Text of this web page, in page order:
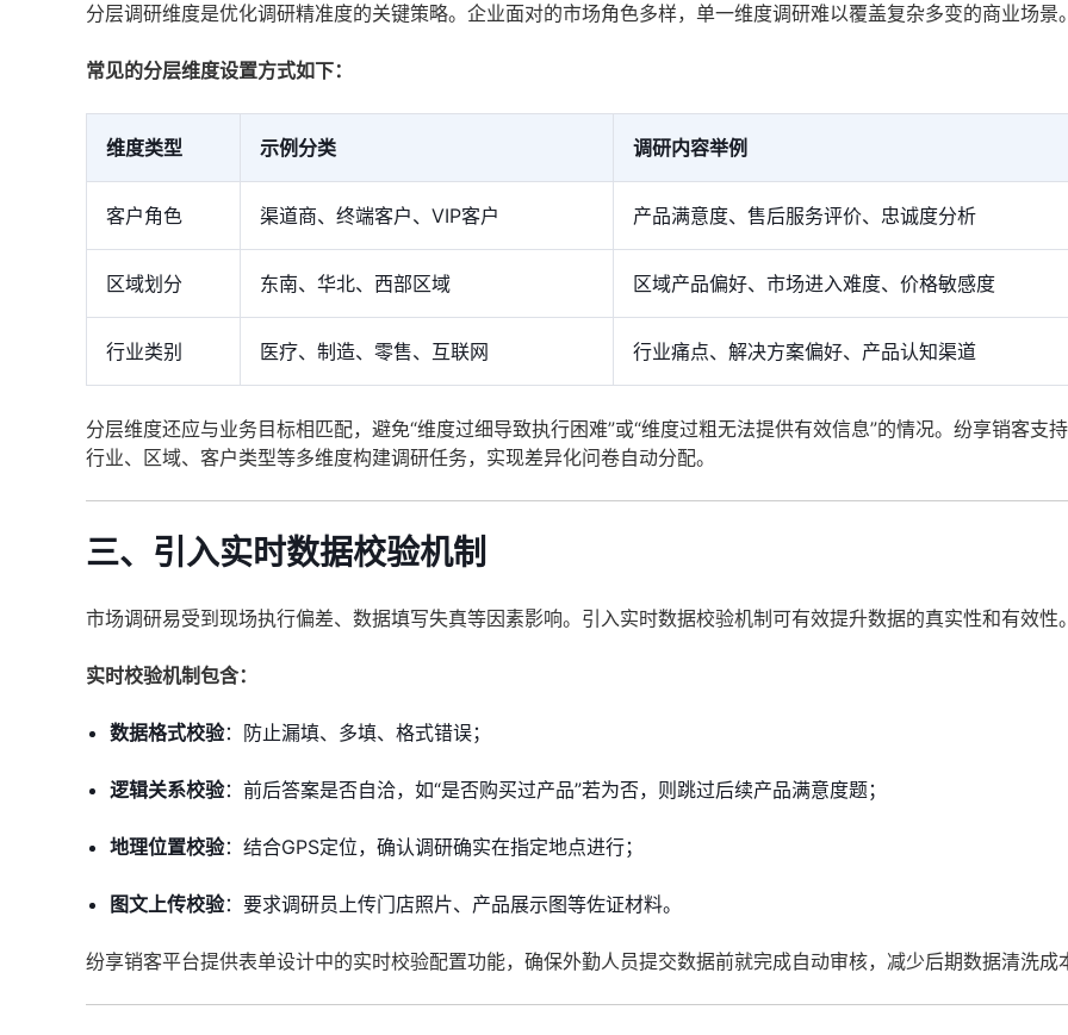
分层调研维度是优化调研精准度的关键策略。企业面对的市场角色多样，单一维度调研难以覆盖复杂多变的商业场景。
常见的分层维度设置方式如下：
维度类型 示例分类 调研内容举例
客户角色 渠道商、终端客户、VIP客户 产品满意度、售后服务评价、忠诚度分析
区域划分 东南、华北、西部区域 区域产品偏好、市场进入难度、价格敏感度
行业类别 医疗、制造、零售、互联网 行业痛点、解决方案偏好、产品认知渠道
分层维度还应与业务目标相匹配，避免“维度过细导致执行困难”或“维度过粗无法提供有效信息”的情况。纷享销客支
行业、区域、客户类型等多维度构建调研任务，实现差异化问卷自动分配。
三、引入实时数据校验机制
市场调研易受到现场执行偏差、数据填写失真等因素影响。引入实时数据校验机制可有效提升数据的真实性和有效性。
实时校验机制包含：
数据格式校验：防止漏填、多填、格式错误；
逻辑关系校验：前后答案是否自洽，如“是否购买过产品”若为否，则跳过后续产品满意度题；
地理位置校验：结合GPS定位，确认调研确实在指定地点进行；
图文上传校验：要求调研员上传门店照片、产品展示图等佐证材料。
纷享销客平台提供表单设计中的实时校验配置功能，确保外勤人员提交数据前就完成自动审核，减少后期数据清洗成